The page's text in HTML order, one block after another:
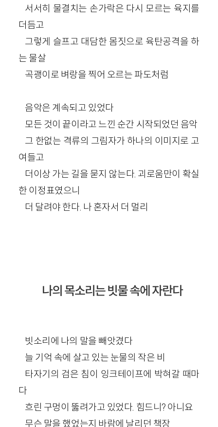
서서히 물결치는 손가락은 다시 모르는 육지를
더듬고
그렇게 슬프고 대담한 몸짓으로 육탄공격을 하
는 물살
곡괭이로 벼랑을 찍어 오르는 파도처럼
음악은 계속되고 있었다
모든 것이 끝이라고 느낀 순간 시작되었던 음악
그 한없는 격류의 그림자가 하나의 이미지로 고
여들고
더이상 가는 길을 묻지 않는다. 괴로움만이 확실
한 이정표였으니
더 달려야 한다. 나 혼자서 더 멀리
나의 목소리는 빗물 속에 자란다
빗소리에 나의 말을 빼앗겼다
늘 기억 속에 살고 있는 눈물의 작은 비
타자기의 검은 침이 잉크테이프에 박혀갈 때마
다
흐린 구멍이 뚫려가고 있었다. 힘드니? 아니요
무슨 말을 했었는지 바람에 날리던 책장